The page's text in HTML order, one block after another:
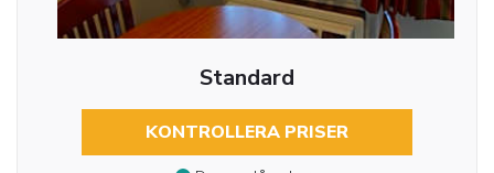
Standard
KONTROLLERA PRISER